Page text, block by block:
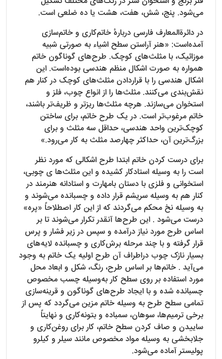
می‌شود. پنج، شش، هفت، هشت یا ده ضلعی است.
در دائرةالمعارف فارسی دربارهٔ خاتم‌کاری و خاتم‌سازی
آمده‌است: «هنر آراستن سطح اشیاء به صورتی شبیه
موزائیک، با مثلث‌های کوچک. طرح‌های گوناگون خاتم
همواره به صورت اشکال منظم هندسی بوده‌است. این
اشکال هندسی را با قراردادن مثلث‌های کوچک در کنار هم
نقش‌بندی می‌کنند. مثلث‌ها را از انواع چوب، فلز و
استخوان می‌سازند. هرچه مثلث‌ها ریزتر و ظریف‌تر باشند،
خاتم مرغوب‌تر است. در یک طرح خاتم، برای ساختن
کوچک‌ترین واحد هندسی، حداقل سه مثلث و برای
بزرگ‌ترین آن، حداکثر چهارصد مثلث به کار می‌رود.»
برای درست کردن خاتم ابتدا طرح اشکالی که مورد نظر
است را به وسیله استادکار کشیده و این مثلث‌ها ی چوبی،
استخوانی و فلزی با دستان بامهارت و استادانه هنرمند در
کنار هم به وسیله سریشم قرار داده و چسبانده می‌شوند و
به وسیله نخ محکم می‌گردند که از این کار اصطلاحاً «پره»
درست می‌شود . این طرح‌ها آنقدر تکرار می‌شوند تا بر
اساس طرح مورد نیاز درآمده و سپس در زیر فشار و پرس
قرار گرفته و با چند مرحله برش‌کاری و چسبانده لایه‌های
بسیار نازک چوب دراطراف آن طرح اولیه یک خاتم به وجود
می‌آید . خاتم‌ها بر اساس طرح، رنگ، شکل و ابعاد محل
مورد استفاده بر روی سطح کار به‌وسیله چسب مخصوص
چسبانده شده و با ایجاد طرح‌های گوناگون و قرینه‌سازی
تمامی سطح طرح به وسیله خاتم مزین می‌گردد که پس از
برخی ترمیم‌ها، سوهان، سمباده و بتونه‌کاری و نهایتاً
ساییدن و صاف کردن سطح خاتم، کار برای روغن‌کاری و
جلابخشی به وسیله مواد مخصوص مانند سیلر و کیلرو
پولیستر آماده می‌شود.